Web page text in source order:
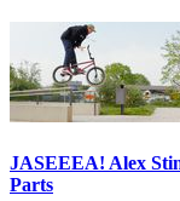
JASEEEA! Alex
Parts